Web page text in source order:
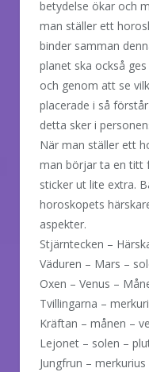
betydelse ökar och
man ställer ett
binder samman
planet ska också
och genom att se
placerade i så
detta sker i
När man ställer ett
man börjar ta en titt
sticker ut lite extra.
horoskopets
aspekter.
Stjärntecken –
Väduren – Mars –
Oxen – Venus –
Tvillingarna –
Kräftan – månen –
Lejonet – solen –
Jungfrun – merkurius